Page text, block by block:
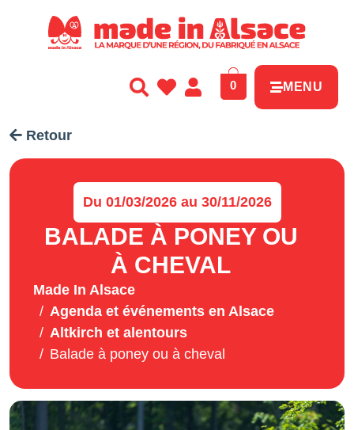
0 MENU
Retour
Du 01/03/2026 au 30/11/2026
BALADE À PONEY OU
À CHEVAL
Made In Alsace
Agenda et événements en Alsace
Altkirch et alentours
Balade à poney ou à cheval